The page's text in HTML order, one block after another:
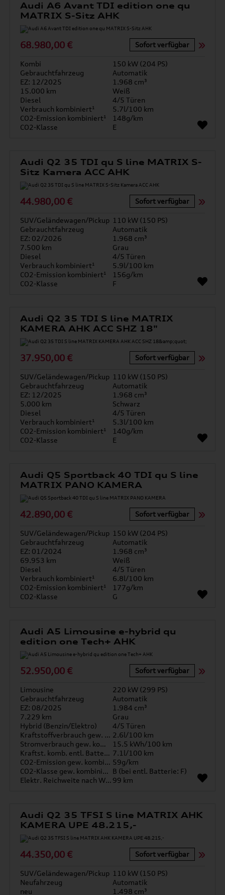
Audi A6 Avant TDI edition one qu
MATRIX S-Sitz AHK
68.980,00 € Sofort verfügbar
Kombi
150 kW (204 PS)
Gebrauchtfahrzeug
Automatik
EZ: 12/2025
1.968 cm³
15.000 km
Weiß
Diesel
4/5 Türen
Verbrauch kombiniert¹
5.7l/100 km
CO2-Emission kombiniert¹
148g/km
CO2-Klasse
E
Audi Q2 35 TDI qu S line MATRIX S-
Sitz Kamera ACC AHK
44.980,00 € Sofort verfügbar
SUV/Geländewagen/Pickup 110 kW (150 PS)
Gebrauchtfahrzeug
Automatik
EZ: 02/2026
1.968 cm³
7.500 km
Grau
Diesel
4/5 Türen
Verbrauch kombiniert¹
5.9l/100 km
CO2-Emission kombiniert¹
156g/km
CO2-Klasse
F
Audi Q2 35 TDI S line MATRIX
KAMERA AHK ACC SHZ 18"
37.950,00 € Sofort verfügbar
SUV/Geländewagen/Pickup 110 kW (150 PS)
Gebrauchtfahrzeug
Automatik
EZ: 12/2025
1.968 cm³
5.000 km
Schwarz
Diesel
4/5 Türen
Verbrauch kombiniert¹
5.3l/100 km
CO2-Emission kombiniert¹
140g/km
CO2-Klasse
E
Audi Q5 Sportback 40 TDI qu S line
MATRIX PANO KAMERA
42.890,00 € Sofort verfügbar
SUV/Geländewagen/Pickup 150 kW (204 PS)
Gebrauchtfahrzeug
Automatik
EZ: 01/2024
1.968 cm³
69.953 km
Weiß
Diesel
4/5 Türen
Verbrauch kombiniert¹
6.8l/100 km
CO2-Emission kombiniert¹
177g/km
CO2-Klasse
G
Audi A5 Limousine e-hybrid qu
edition one Tech+ AHK
52.950,00 € Sofort verfügbar
Limousine
220 kW (299 PS)
Gebrauchtfahrzeug
Automatik
EZ: 08/2025
1.984 cm³
7.229 km
Grau
Hybrid (Benzin/Elektro)
4/5 Türen
Kraftstoffverbrauch gew. kombiniert 2.6l/100 km
Stromverbrauch gew. kombiniert
15.5 kWh/100 km
Kraftst. komb. entl. Batterie 7.1l/100 km
CO2-Emission gew. kombiniert 59g/km
CO2-Klasse gew. kombiniert B (bei entl. Batterie: F)
Elektr. Reichweite nach WLTP* 99 km
Audi Q2 35 TFSI S line MATRIX AHK
KAMERA UPE 48.215,-
44.350,00 € Sofort verfügbar
SUV/Geländewagen/Pickup 110 kW (150 PS)
Neufahrzeug
Automatik
neu
1.498 cm³